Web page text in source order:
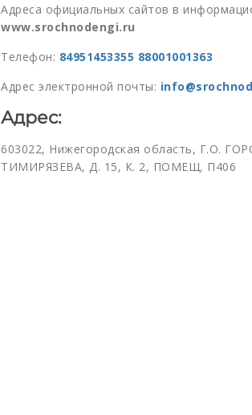
Адреса официальных сайтов в
www.srochnodengi.ru
Телефон: 84951453355 88001001363
Адрес электронной почты:
Адрес:
603022, Нижегородская область,
ТИМИРЯЗЕВА, Д. 15, К. 2, ПОМЕЩ. П406